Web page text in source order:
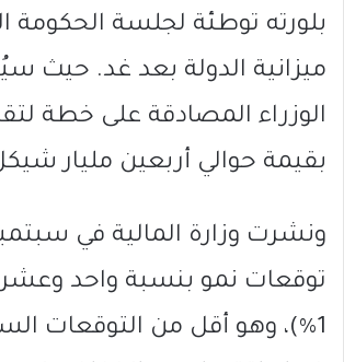
بلورته توطئة لجلسة الحكومة
ميزانية الدولة بعد غد. حيث
الوزراء المصادقة على خطة
بقيمة حوالي أربعين مليار
ونشرت وزارة المالية في
1%)، وهو أقل من التوقعات